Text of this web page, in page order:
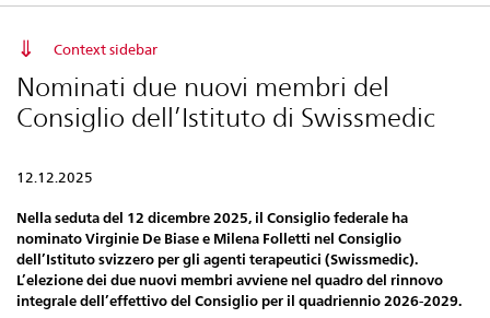
contatto
Context sidebar
Nominati due nuovi membri del
Consiglio dell’Istituto di Swissmedic
12.12.2025
Nella seduta del 12 dicembre 2025, il Consiglio federale ha
nominato Virginie De Biase e Milena Folletti nel Consiglio
dell’Istituto svizzero per gli agenti terapeutici (Swissmedic).
L’elezione dei due nuovi membri avviene nel quadro del rinnovo
integrale dell’effettivo del Consiglio per il quadriennio 2026-2029.